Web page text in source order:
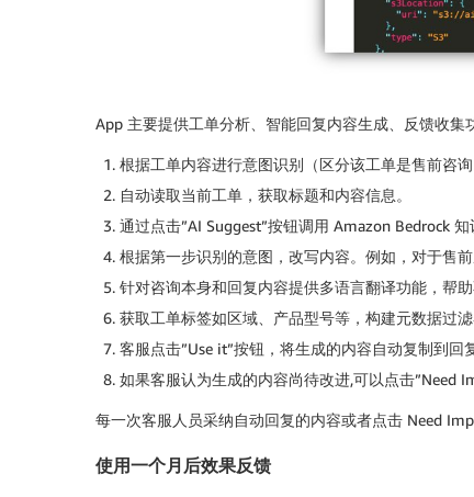
App 主要提供工单分析、智能回复内容生成、反馈收集
根据工单内容进行意图识别（区分该工单是售前咨询
自动读取当前工单，获取标题和内容信息。
通过点击”AI Suggest”按钮调用 Amazon Bedrock
根据第一步识别的意图，改写内容。例如，对于售
针对咨询本身和回复内容提供多语言翻译功能，帮
获取工单标签如区域、产品型号等，构建元数据过
客服点击”Use it”按钮，将生成的内容自动复制到回
如果客服认为生成的内容尚待改进,可以点击”Need
每一次客服人员采纳自动回复的内容或者点击 Need
使用一个月后效果反馈